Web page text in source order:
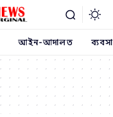
আইন-আদালত ব্যবসা